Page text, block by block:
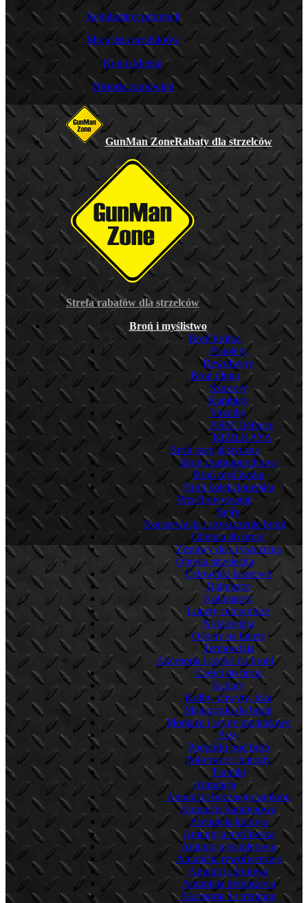
Regulaminy promocji
Moja lista produktów
Konto klienta
Historia zamówień
GunMan ZoneRabaty dla strzelców
Strefa rabatów dla strzelców
Broń i myślistwo
Broń krótka
Pistolety
Rewolwery
Broń długa
Sztucery
Karabiny
Strzelby
ARM Defence
KIZILKAYA
Broń specjalistyczna
Broń czarnoprochowa
Broń myśliwska
Broń kolekcjonerska
Przechowywanie
Sejfy
Konserwacja i czyszczenie broni
Chemia do broni
Zestawy do czyszczenia
Optyka strzelecka
Celowniki laserowe
Dalmierze
Kolimatory
Lunety celownicze
Noktowizja
Osłony na lunetę
Termowizja
Akcesoria i części do broni
Części do broni
Kabury
Kolby, chwyty, łoża
Magazynki do broni
Montaże i szyny montażowe
Pasy
Podpórki pod broń
Pokrowce i futerały
Tłumiki
Amunicja
Amunicja bocznego zapłonu
Amunicja karabinowa
Amunicja kulowa
Amunicja myśliwska
Amunicja pistoletowa
Amunicja rewolwerowa
Amunicja śrutowa
Amunicja treningowa
Akcesoria do treningu